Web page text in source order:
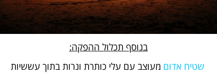
בנוסף תכלול ההפקה:
שטיח אדום מעוצב עם עלי כותרת ונרות בתוך עששיות